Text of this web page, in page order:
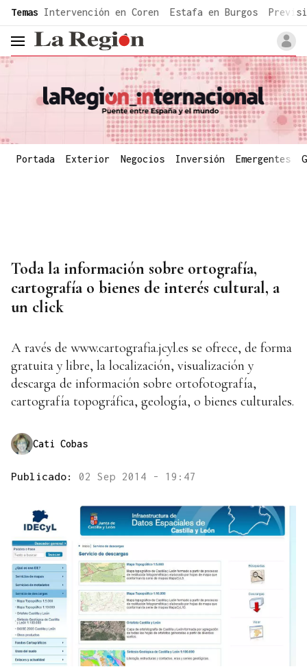
common.go-to-content
Temas Intervención en Coren Estafa en Burgos
header.menu.open
Portada Exterior Negocios Inversión Emergentes
Toda la información sobre ortografía,
cartografía o bienes de interés cultural, a
un click
A ravés de www.cartografia.jcyl.es se ofrece, de forma
gratuita y libre, la localización, visualización y
descarga de información sobre ortofotografía,
cartografía topográfica, geología, o bienes culturales.
Cati Cobas
Publicado: 02 Sep 2014 - 19:47